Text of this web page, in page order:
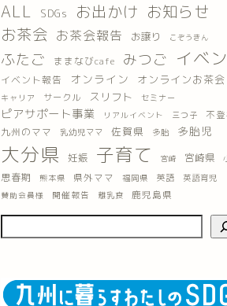
ALL SDGs お出かけ お知らせ
お茶会 お茶会報告 お譲り こぞうきん
ふたご ままなびcafe みつご イベ
イベント報告 オンライン オンラインお茶会
キャリア サークル スリフト セミナー
ピアサポート事業 リアルイベント 三つ子 不
九州のママ 乳幼児ママ 佐賀県 多胎 多胎児
大分県 妊娠 子育て 宮崎 宮崎県
思春期 熊本県 県外ママ 福岡県 英語 英語育児
賛助会員様 開催報告 離乳食 鹿児島県